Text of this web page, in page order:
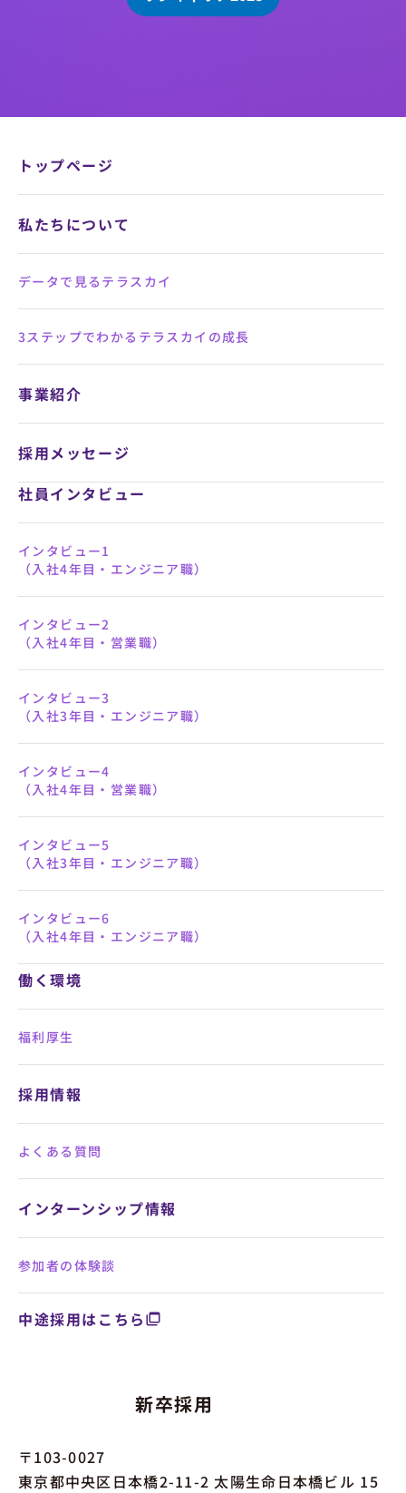
トップページ
私たちについて
データで見るテラスカイ
3ステップでわかるテラスカイの成長
事業紹介
採用メッセージ
インタビュー1
（入社4年目・エンジニア職）
インタビュー2
（入社4年目・営業職）
インタビュー3
（入社3年目・エンジニア職）
インタビュー4
（入社4年目・営業職）
インタビュー5
（入社3年目・エンジニア職）
インタビュー6
（入社4年目・エンジニア職）
福利厚生
よくある質問
参加者の体験談
中途採用はこちら
新卒採用
〒103-0027
東京都中央区日本橋2-11-2 太陽生命日本橋ビル 15